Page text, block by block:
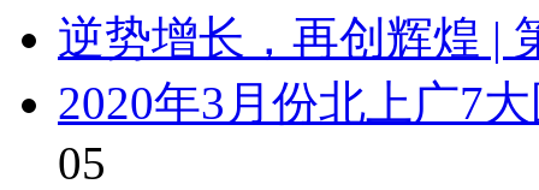
逆势增长，再创辉煌 |
2020年3月份北上广7
05